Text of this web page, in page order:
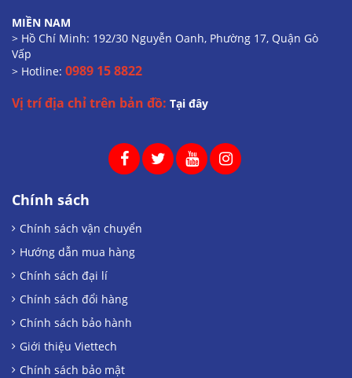
MIỀN NAM
> Hồ Chí Minh: 192/30 Nguyễn Oanh, Phường 17, Quận Gò
Vấp
> Hotline: 0989 15 8822
Vị trí địa chỉ trên bản đồ: Tại đây
Chính sách
Chính sách vận chuyển
Hướng dẫn mua hàng
Chính sách đại lí
Chính sách đổi hàng
Chính sách bảo hành
Giới thiệu Viettech
Chính sách bảo mật